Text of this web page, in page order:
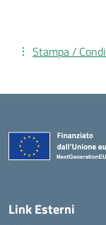
Stampa /
Link Esterni